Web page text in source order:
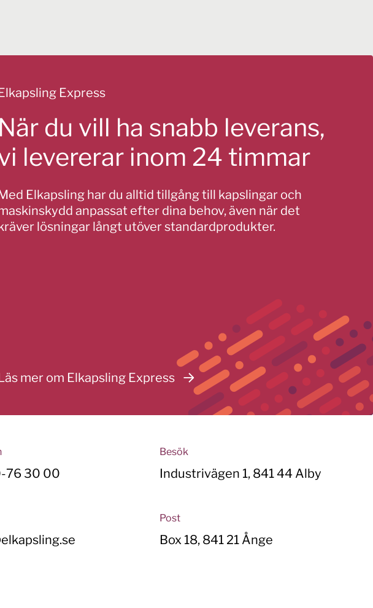
Express
När du vill ha snabb leverans,
levererar inom 24 timmar
Elkapsling har du alltid tillgång till kapslingar och
anpassat efter dina behov, även när det
lösningar långt utöver standardprodukter.
mer om Elkapsling Express
76 30 00
Besök
Industrivägen 1, 841 44 Alby
Post
Box 18, 841 21 Ånge